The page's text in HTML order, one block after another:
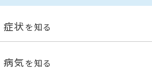
症状 を知る
病気 を知る